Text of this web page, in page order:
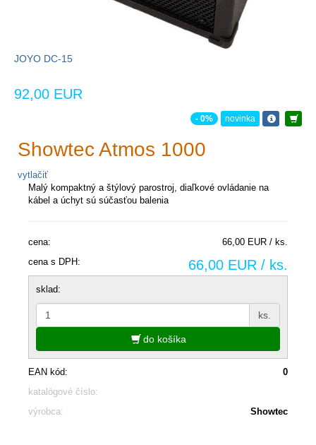
JOYO DC-15
92,00 EUR
- 0% novinka
Showtec Atmos 1000
vytlačiť
Malý kompaktný a štýlový parostroj, diaľkové ovládanie na
kábel a úchyt sú súčasťou balenia
cena:
66,00 EUR / ks.
cena s DPH:
66,00 EUR / ks.
sklad:
ks.
do košíka
EAN kód:
0
katalógové číslo:
výrobca:
Showtec